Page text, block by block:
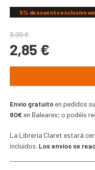
5% descuento exclusivo
3,00€
2,85 €
Envío gratuito en pedidos
80€ en Baleares; o podéis
La Librería Claret estará
incluidos. Los envíos se